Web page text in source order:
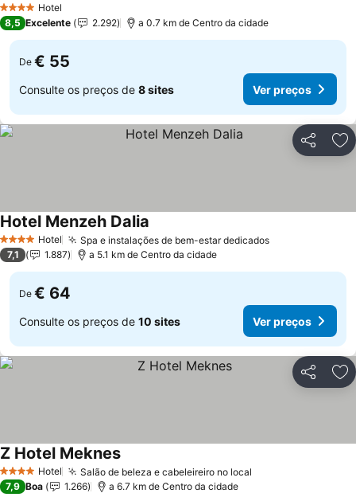
4 EstrelasHotel
8,5 Excelente 2.292 a 0.7 km de Centro da cidade
De € 55
Consulte os preços de 8 sites Ver preços
Partilhar
4 EstrelasHotel Spa e instalações de bem-estar dedicadosVer preços
Hotel Menzeh Dalia
7,1 1.887 a 5.1 km de Centro da cidade
De € 64
Consulte os preços de 10 sites Ver preços
Partilhar
4 EstrelasHotel Salão de beleza e cabeleireiro no local
Z Hotel MeknesVer preços
7,9 Boa 1.266 a 6.7 km de Centro da cidade